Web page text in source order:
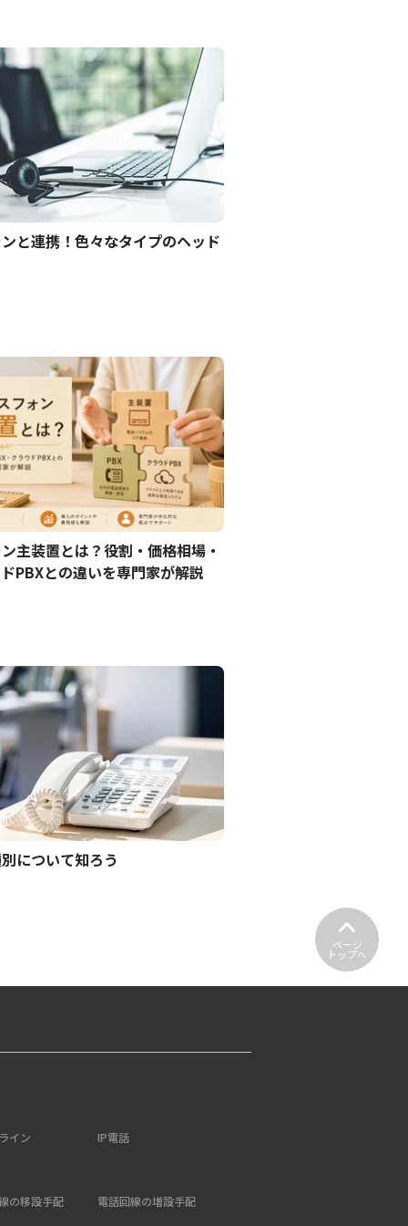
と連携！色々なタイプのヘッド
主装置とは？役割・価格相場・
PBXとの違いを専門家が解説
について知ろう
ページ
トップへ
イン IP電話
の移設手配 電話回線の増設手配